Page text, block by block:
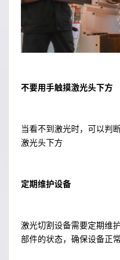
不要用手触摸激光头下方
当看不到激光时，可以判
激光头下方
定期维护设备
激光切割设备需要定期维
部件的状态，确保设备正